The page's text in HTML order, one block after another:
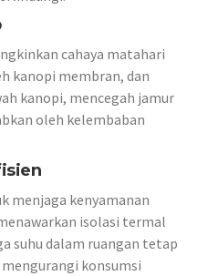
cahaya matahari
kanopi membran, dan
kanopi, mencegah jamur
oleh kelembaban
menjaga kenyamanan
isolasi termal
suhu dalam ruangan tetap
konsumsi